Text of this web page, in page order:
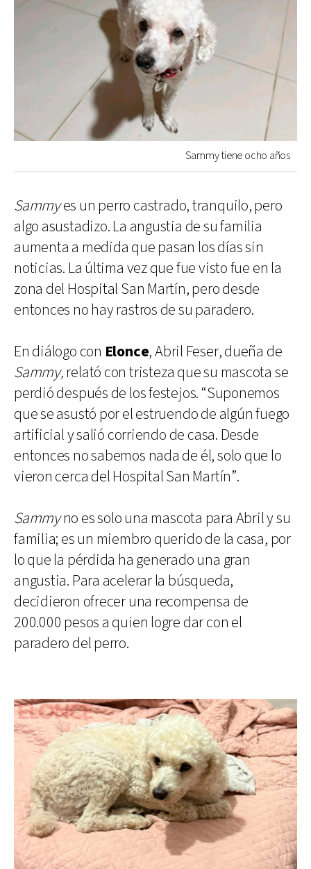
Sammy tiene ocho años
Sammyes un perro castrado, tranquilo, pero
algo asustadizo. La angustia de su familia
aumenta a medida que pasan los días sin
noticias. La última vez que fue visto fue en la
zona del Hospital San Martín, pero desde
entonces no hay rastros de su paradero.
En diálogo con Elonce, Abril Feser, dueña de
Sammy,relató con tristeza que su mascota se
perdió después de los festejos. “Suponemos
que se asustó por el estruendo de algún fuego
artificial y salió corriendo de casa. Desde
entonces no sabemos nada de él, solo que lo
vieron cerca del Hospital San Martín”.
Sammyno es solo una mascota para Abril y su
familia; es un miembro querido de la casa, por
lo que la pérdida ha generado una gran
angustia. Para acelerar la búsqueda,
decidieron ofrecer una recompensa de
200.000 pesos a quien logre dar con el
paradero del perro.